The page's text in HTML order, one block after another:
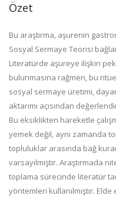
Özet
Bu araştırma, aşurenin
Sosyal Sermaye Teorisi
Literatürde aşureye ilişkin
bulunmasına rağmen, bu
sosyal sermaye üretimi,
aktarımı açısından
Bu eksiklikten hareketle
yemek değil, aynı zamanda
topluluklar arasında bağ
varsayılmıştır. Araştırmada
toplama sürecinde literatür
yöntemleri kullanılmıştır.